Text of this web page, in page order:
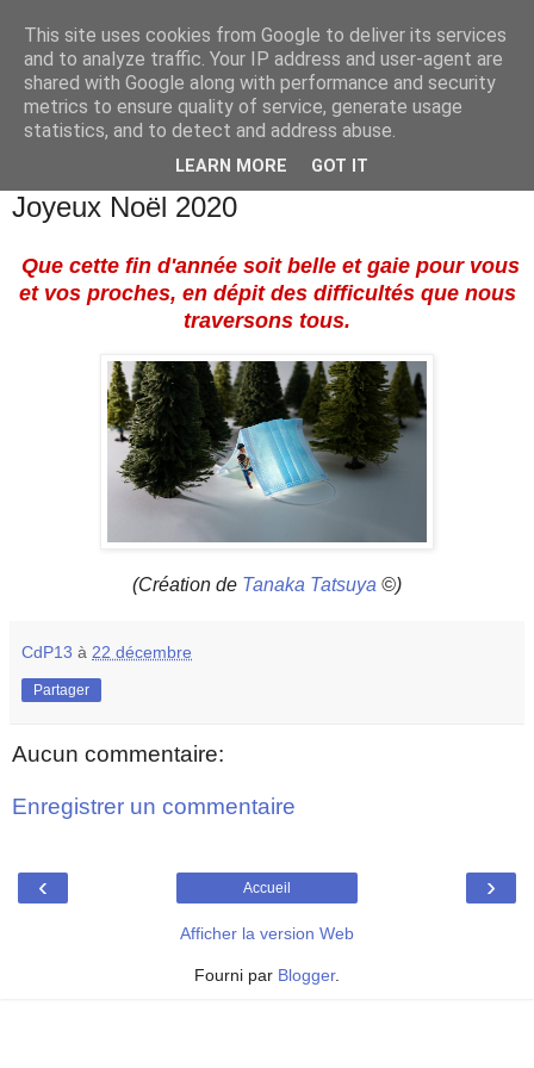
Joyeux Noël 2020
Que cette fin d'année soit belle et gaie pour vous
et vos proches, en dépit des difficultés que nous
traversons tous.
(Création de Tanaka Tatsuya ©)
CdP13 à 22 décembre
Partager
Aucun commentaire:
Enregistrer un commentaire
‹ ›
Accueil
Afficher la version Web
Fourni par Blogger.
This site uses cookies from Google to deliver its services
and to analyze traffic. Your IP address and user-agent are
shared with Google along with performance and security
metrics to ensure quality of service, generate usage
statistics, and to detect and address abuse.
LEARN MORE GOT IT